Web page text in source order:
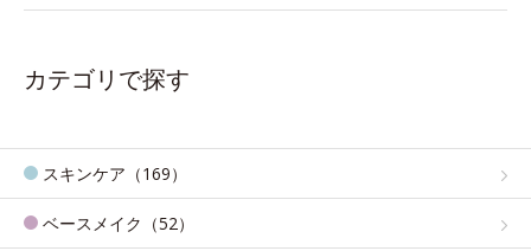
カテゴリで探す
スキンケア（169）
ベースメイク（52）